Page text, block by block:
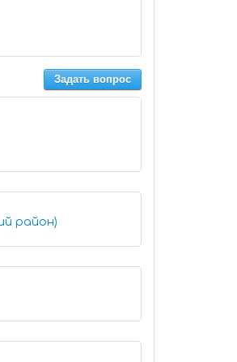
Задать вопрос
район)